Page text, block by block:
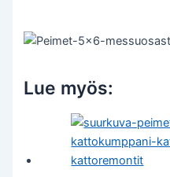
Lue myös: